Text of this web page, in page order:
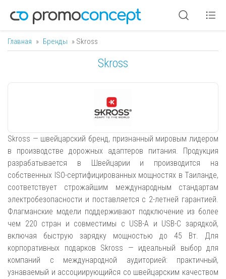
Вы здесь
Главная » Бренды » Skross
Skross
Skross — швейцарский бренд, признанный мировым лидером
в производстве дорожных адаптеров питания. Продукция
разрабатывается в Швейцарии и производится на
собственных ISO-сертифицированных мощностях в Таиланде,
соответствует строжайшим международным стандартам
электробезопасности и поставляется с 2-летней гарантией.
Флагманские модели поддерживают подключение из более
чем 220 стран и совместимы с USB-A и USB-C зарядкой,
включая быструю зарядку мощностью до 45 Вт. Для
корпоративных подарков Skross — идеальный выбор для
компаний с международной аудиторией: практичный,
узнаваемый и ассоциирующийся со швейцарским качеством